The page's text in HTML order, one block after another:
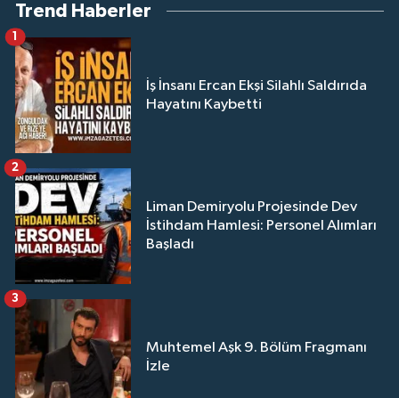
Trend Haberler
İş İnsanı Ercan Ekşi Silahlı Saldırıda
Hayatını Kaybetti
1
Liman Demiryolu Projesinde Dev
İstihdam Hamlesi: Personel Alımları
Başladı
2
Muhtemel Aşk 9. Bölüm Fragmanı
İzle
3